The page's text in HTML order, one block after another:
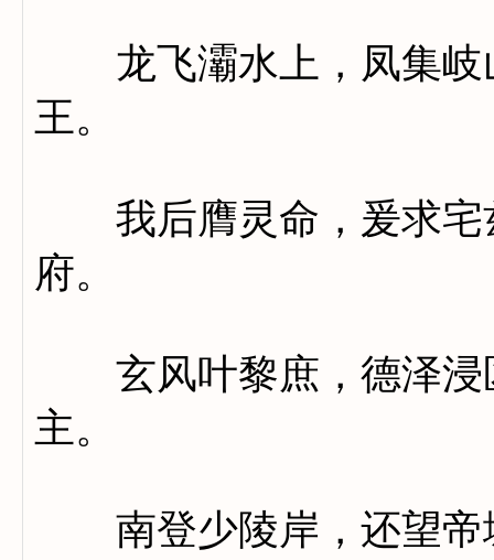
龙飞灞水上，凤集岐
王。
我后膺灵命，爰求宅
府。
玄风叶黎庶，德泽浸
主。
南登少陵岸，还望帝